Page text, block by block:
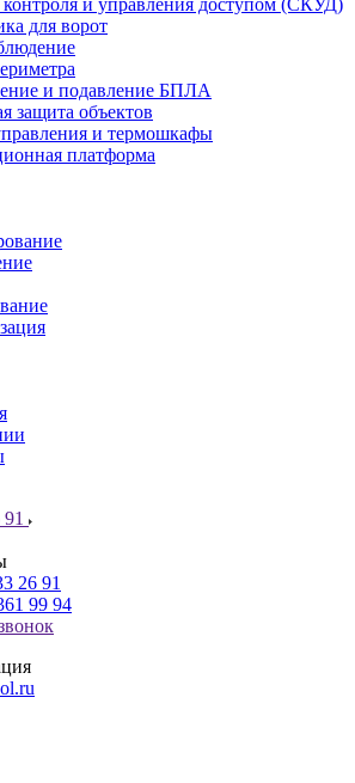
и управления доступом (СКУД)
для ворот
и подавление БПЛА
защита объектов
и термошкафы
платформа
26 91
99 94